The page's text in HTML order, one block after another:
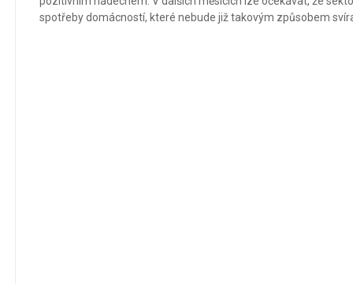
spotřeby domácností, které nebude již takovým způsobem